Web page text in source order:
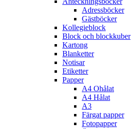
Adressböcker
Gästböcker
Kollegieblock
Block och blockkuber
Kartong
Blanketter
Notisar
Etiketter
Papper
A4 Ohålat
A4 Hålat
A3
Färgat papper
Fotopapper